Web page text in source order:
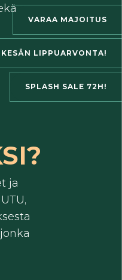
VARAA MAJOITUS
KESÄN LIPPUARVONTA!
SPLASH SALE 72H!
ja